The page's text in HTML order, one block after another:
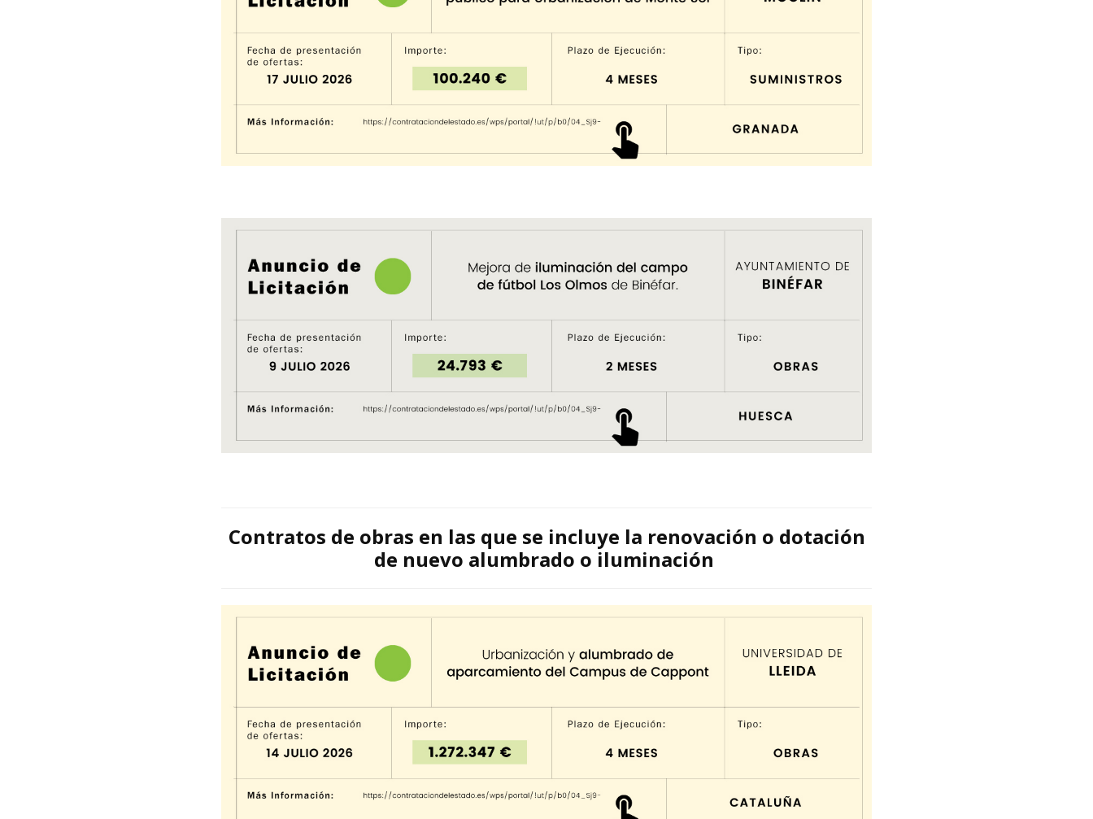
Contratos de obras en las que se incluye la renovación o dotación
de nuevo alumbrado o iluminación